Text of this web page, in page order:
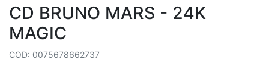
CD BRUNO MARS - 24K
MAGIC
COD: 0075678662737